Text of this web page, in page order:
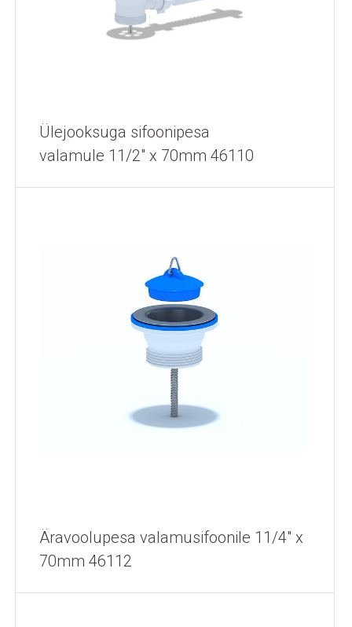
Ülejooksuga sifoonipesa
valamule 11/2" x 70mm 46110
Äravoolupesa valamusifoonile 11/4" x
70mm 46112